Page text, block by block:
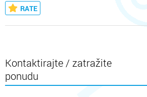
RATE
Kontaktirajte / zatražite
ponudu